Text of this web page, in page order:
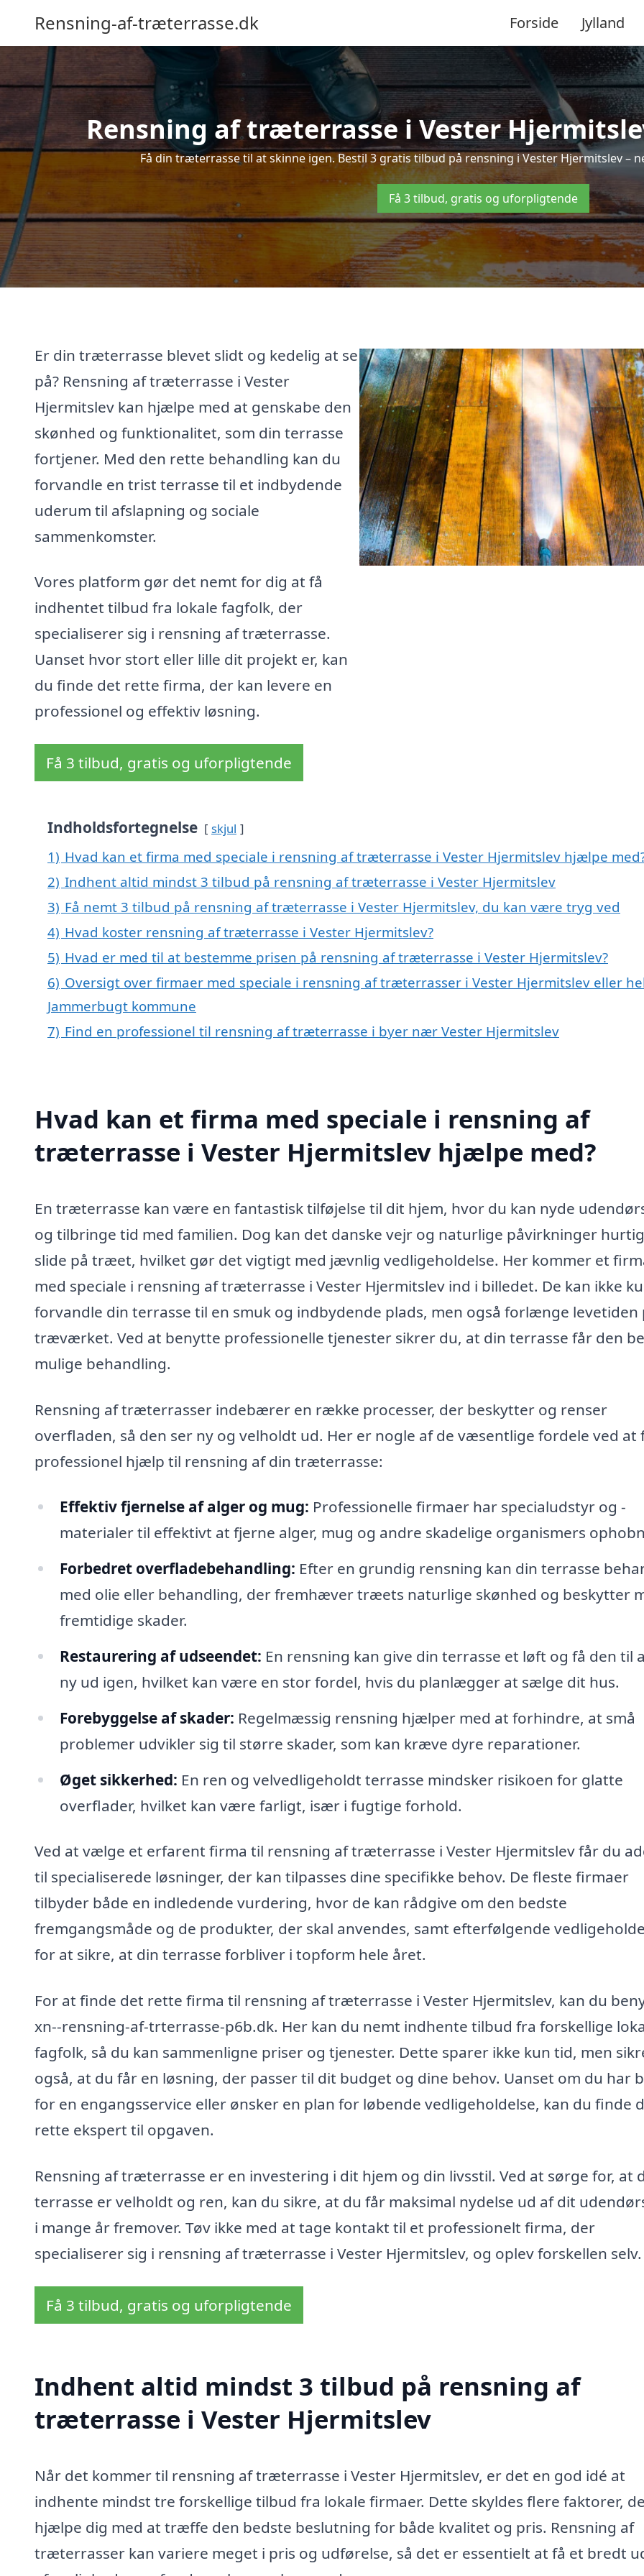
Rensning-af-træterrasse.dk Forside Jylland
Rensning af træterrasse i Vester
Få din træterrasse til at skinne igen. Bestil 3 gratis tilbud på rensning i Vester Hjermitslev –
Få 3 tilbud, gratis og uforpligtende
Er din træterrasse blevet slidt og kedelig at se
på? Rensning af træterrasse i Vester
Hjermitslev kan hjælpe med at genskabe den
skønhed og funktionalitet, som din terrasse
fortjener. Med den rette behandling kan du
forvandle en trist terrasse til et indbydende
uderum til afslapning og sociale
sammenkomster.
Vores platform gør det nemt for dig at få
indhentet tilbud fra lokale fagfolk, der
specialiserer sig i rensning af træterrasse.
Uanset hvor stort eller lille dit projekt er, kan
du finde det rette firma, der kan levere en
professionel og effektiv løsning.
Få 3 tilbud, gratis og uforpligtende
Indholdsfortegnelse skjul
1) Hvad kan et firma med speciale i rensning af træterrasse i Vester Hjermitslev hjælpe
2) Indhent altid mindst 3 tilbud på rensning af træterrasse i Vester Hjermitslev
3) Få nemt 3 tilbud på rensning af træterrasse i Vester Hjermitslev, du kan være tryg ved
4) Hvad koster rensning af træterrasse i Vester Hjermitslev?
5) Hvad er med til at bestemme prisen på rensning af træterrasse i Vester Hjermitslev?
6) Oversigt over firmaer med speciale i rensning af træterrasser i Vester Hjermitslev eller
Jammerbugt kommune
7) Find en professionel til rensning af træterrasse i byer nær Vester Hjermitslev
Hvad kan et firma med speciale i rensning af
træterrasse i Vester Hjermitslev hjælpe med?
En træterrasse kan være en fantastisk tilføjelse til dit hjem, hvor du kan nyde
og tilbringe tid med familien. Dog kan det danske vejr og naturlige påvirkninger
slide på træet, hvilket gør det vigtigt med jævnlig vedligeholdelse. Her kommer et
med speciale i rensning af træterrasse i Vester Hjermitslev ind i billedet. De kan ikke
forvandle din terrasse til en smuk og indbydende plads, men også forlænge levetiden
træværket. Ved at benytte professionelle tjenester sikrer du, at din terrasse får den
mulige behandling.
Rensning af træterrasser indebærer en række processer, der beskytter og renser
overfladen, så den ser ny og velholdt ud. Her er nogle af de væsentlige fordele ved at
professionel hjælp til rensning af din træterrasse:
Effektiv fjernelse af alger og mug: Professionelle firmaer har specialudstyr og -
materialer til effektivt at fjerne alger, mug og andre skadelige organismers
Forbedret overfladebehandling: Efter en grundig rensning kan din terrasse
med olie eller behandling, der fremhæver træets naturlige skønhed og beskytter
fremtidige skader.
Restaurering af udseendet: En rensning kan give din terrasse et løft og få den til
ny ud igen, hvilket kan være en stor fordel, hvis du planlægger at sælge dit hus.
Forebyggelse af skader: Regelmæssig rensning hjælper med at forhindre, at små
problemer udvikler sig til større skader, som kan kræve dyre reparationer.
Øget sikkerhed: En ren og velvedligeholdt terrasse mindsker risikoen for glatte
overflader, hvilket kan være farligt, især i fugtige forhold.
Ved at vælge et erfarent firma til rensning af træterrasse i Vester Hjermitslev får du
til specialiserede løsninger, der kan tilpasses dine specifikke behov. De fleste firmaer
tilbyder både en indledende vurdering, hvor de kan rådgive om den bedste
fremgangsmåde og de produkter, der skal anvendes, samt efterfølgende
for at sikre, at din terrasse forbliver i topform hele året.
For at finde det rette firma til rensning af træterrasse i Vester Hjermitslev, kan du
xn--rensning-af-trterrasse-p6b.dk. Her kan du nemt indhente tilbud fra forskellige
fagfolk, så du kan sammenligne priser og tjenester. Dette sparer ikke kun tid, men
også, at du får en løsning, der passer til dit budget og dine behov. Uanset om du har
for en engangsservice eller ønsker en plan for løbende vedligeholdelse, kan du finde
rette ekspert til opgaven.
Rensning af træterrasse er en investering i dit hjem og din livsstil. Ved at sørge for, at
terrasse er velholdt og ren, kan du sikre, at du får maksimal nydelse ud af dit
i mange år fremover. Tøv ikke med at tage kontakt til et professionelt firma, der
specialiserer sig i rensning af træterrasse i Vester Hjermitslev, og oplev forskellen selv.
Få 3 tilbud, gratis og uforpligtende
Indhent altid mindst 3 tilbud på rensning af
træterrasse i Vester Hjermitslev
Når det kommer til rensning af træterrasse i Vester Hjermitslev, er det en god idé at
indhente mindst tre forskellige tilbud fra lokale firmaer. Dette skyldes flere faktorer,
hjælpe dig med at træffe den bedste beslutning for både kvalitet og pris. Rensning af
træterrasser kan variere meget i pris og udførelse, så det er essentielt at få et bredt